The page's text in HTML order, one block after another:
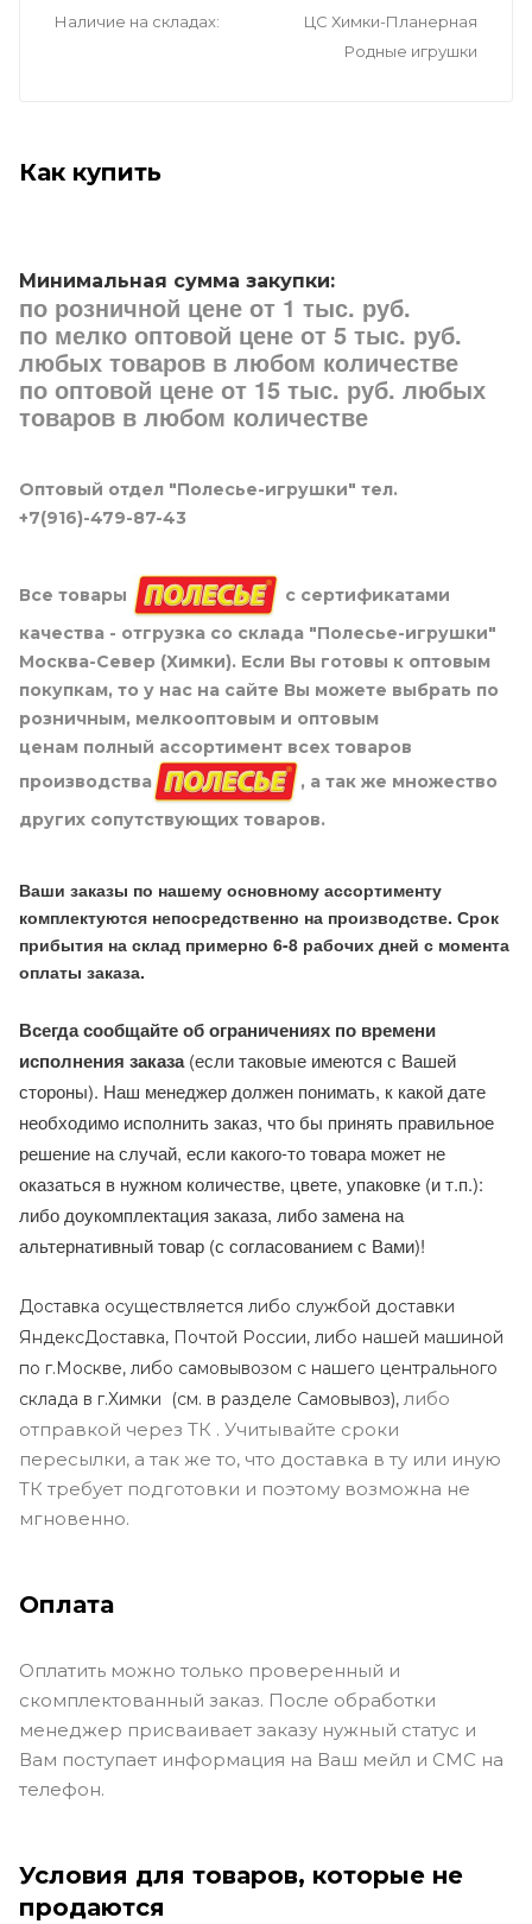
Наличие на складах
ЦС Химки-Планерная
Родные игрушки
Как купить
Минимальная сумма закупки:
по розничной цене от 1 тыс. руб.
по мелко оптовой цене от 5 тыс. руб.
любых товаров в любом количестве
по оптовой цене от 15 тыс. руб. любых
товаров в любом количестве
Оптовый отдел "Полесье-игрушки" тел.
+7(916)-479-87-43
Все товары
с сертификатами
качества - отгрузка со склада "Полесье-игрушки"
Москва-Север (Химки). Если Вы готовы к оптовым
покупкам, то у нас на сайте Вы можете выбрать по
розничным, мелкооптовым и оптовым
ценам полный ассортимент всех товаров
производства
, а так же множество
других сопутствующих товаров.
Ваши заказы по нашему основному ассортименту
комплектуются непосредственно на производстве. Срок
прибытия на склад примерно 6-8 рабочих дней с момента
оплаты заказа.
Всегда сообщайте об ограничениях по времени
исполнения заказа(если таковые имеются с Вашей
стороны). Наш менеджер должен понимать, к какой дате
необходимо исполнить заказ, что бы принять правильное
решение на случай, если какого-то товара может не
оказаться в нужном количестве, цвете, упаковке (и т.п.):
либо доукомплектация заказа, либо замена на
альтернативный товар (с согласованием с Вами)!
Доставка осуществляется либо службой доставки
ЯндексДоставка, Почтой России, либо нашей машиной
по г.Москве, либо самовывозом с нашего центрального
склада в г.Химки (см. в разделе Самовывоз), либо
отправкой через ТК . Учитывайте сроки
пересылки, а так же то, что доставка в ту или иную
ТК требует подготовки и поэтому возможна не
мгновенно.
Оплата
Оплатить можно только проверенный и
скомплектованный заказ. После обработки
менеджер присваивает заказу нужный статус и
Вам поступает информация на Ваш мейл и СМС на
телефон.
Условия для товаров, которые не
продаются